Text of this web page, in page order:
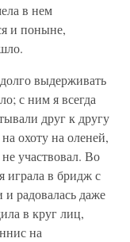
в нем
и поныне,
выдерживать
с ним я всегда
друг к другу
охоту на оленей,
участвовал. Во
играла в бридж с
радовалась даже
в круг лиц,
на